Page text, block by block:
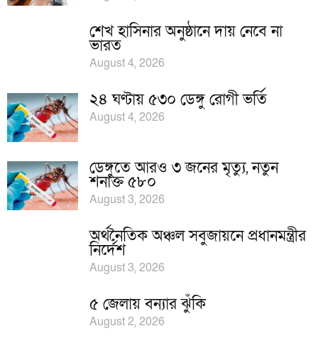
শেখ হাসিনার অনুষ্ঠানে দায় নেবে না
ভারত
August 4, 2026
২৪ ঘণ্টায় ৫৩০ ডেঙ্গু রোগী ভর্তি
August 4, 2026
ডেঙ্গুতে আরও ৩ জনের মৃত্যু, নতুন
শনাক্ত ৫৮০
August 3, 2026
অর্থনৈতিক অঞ্চল সবুজায়নে প্রধানমন্ত্রীর
নির্দেশ
August 3, 2026
৫ জেলায় বন্যার ঝুঁকি
August 2, 2026